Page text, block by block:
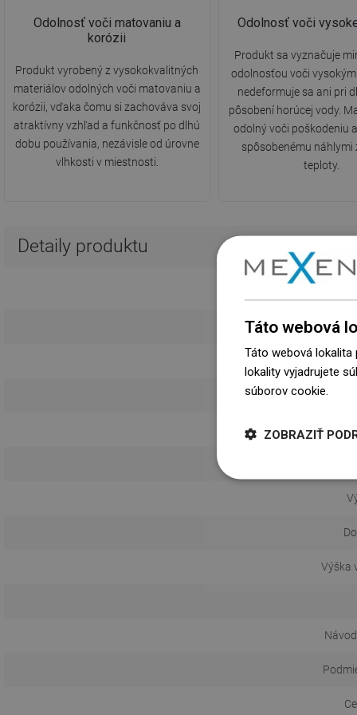
Odolnosť voči matovaniu a
korózii
Produkt vyrobený z vysokokvalitných
materiálov odolných voči matovaniu a
korózii, vďaka čomu si zachováva svoj
atraktívny vzhľad a funkčnosť po dlhú
dobu používania, nezávisle od úrovne
vlhkosti v miestnosti.
Odolnosť voči
Produkt sa vyznačuje
odolnosťou voči
nedeformuje sa ani pri
pôsobení horúcej vody.
odolný voči poškodeniu
spôsobenému náhlymi
teploty.
Detaily produktu
Výška
Táto webová
Táto webová lokalita
lokality vyjadrujete
súborov cookie.
ZOBRAZIŤ